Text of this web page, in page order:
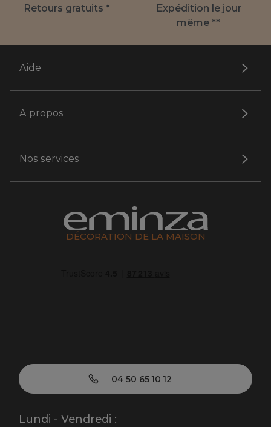
Retours gratuits *
Expédition le jour
même **
Aide
A propos
Nos services
DÉCORATION DE LA MAISON
04 50 65 10 12
Lundi - Vendredi :